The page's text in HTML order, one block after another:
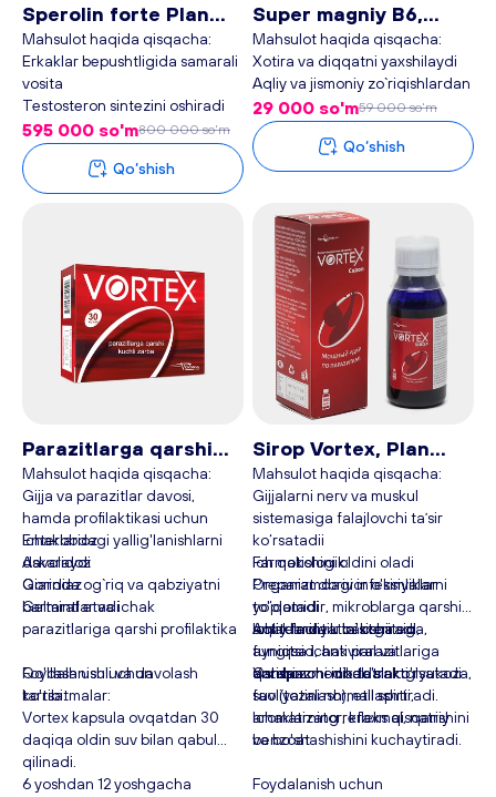
Sperolin forte Plan
baby, 90 kapsula
Mahsulot haqida qisqacha:
Erkaklar bepushtligida samarali
vosita
Testosteron sintezini oshiradi
Spermatozoidlarni sog`lom
rivojlanishini ta`minlaydi
2019-yilda tashkil etilgan
qo'shimchalar ishlab chiqarish
bilan shug'ullanib, ular orqali
farzand reja qilgan oilalarga
yordam berib kelmoqda.
595 000 so'm800 000 so'm
Qo‘shish
Super magniy B6,
Magne B6, 50
tabletka - Plan Baby
Mahsulot haqida qisqacha:
Xotira va diqqatni yaxshilaydi
Aqliy va jismoniy zo`riqishlardan
xalos qiladi
Xushchaqchaqlik baxsh etadi
Spazmofiliyada mushaklarda
tonusni kamaytiradi
to‘qimalari to`g`ri shakllanishi va
asab tizimlari rivojlanishi uchun
Stressga qarshi – Antistress
modda
Yurak va qon tomir kasalliklarini
davolashda
Asab tizimidagi muvozanatni
tartibga soladi
29 000 so'm59 000 so'm
Qo‘shish
Parazitlarga qarshi
vosita Vortex, 30
kapsula-Plan baby
Mahsulot haqida qisqacha:
Gijja va parazitlar davosi,
hamda profilaktikasi uchun
Ichaklardagi yallig'lanishlarni
davolaydi
Qorinda og`riq va qabziyatni
bartaraf etadi
Foydalanish uchun
ko'rsatmalar:
Enterobioz
Askaridoz
Giardiaz
Gelmintlar va ichak
parazitlariga qarshi profilaktika
Qo'llash usuli va davolash
tartibi:
Vortex kapsula ovqatdan 30
daqiqa oldin suv bilan qabul
qilinadi.
6 yoshdan 12 yoshgacha
Sirop Vortex, Plan
baby, 100 ml
Mahsulot haqida qisqacha:
Gijjalarni nerv va muskul
sistemasiga falajlovchi taʼsir
ko‘rsatadii
Ich qotishini oldini oladi
Organizmdagi infeksiyalarni
yo‘qotadi
Aqliy faoliyatini oshiradi
Yordamchi moddalar: glyukoza,
suv (tozalash), etil spirti,
aromatizator, kraxmal, natriy
benzoat
Farmakologik:
Preparat dorivor o'simliklar
to'plamidir, mikroblarga qarshi,
antitelmintik ta'sirga ega,
ayniqsa ichak parazitlariga
qarshi.
Ichaklarda u bakteritsid,
fungitsid, antiviral va
antispazmodik ta'sir ko'rsatadi.
Oshqozon-ichak trakti
faoliyatini normallashtiradi.
Ichaklarning refleks qisqarishini
va bo'shashishini kuchaytiradi.
Foydalanish uchun